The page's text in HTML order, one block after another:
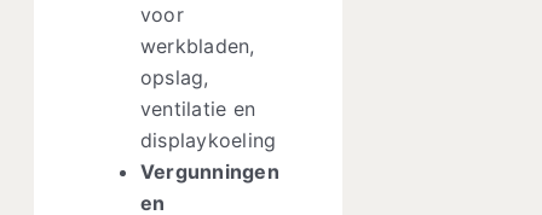
voor
werkbladen,
opslag,
ventilatie en
displaykoeling
Vergunningen
en